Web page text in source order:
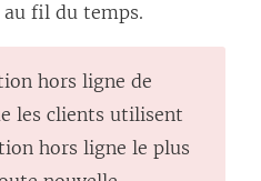
fil du temps.
hors ligne de
les clients utilisent
hors ligne le plus